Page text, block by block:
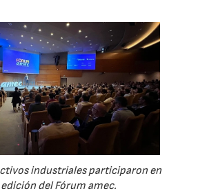
industriales participaron en
edición del Fórum amec.